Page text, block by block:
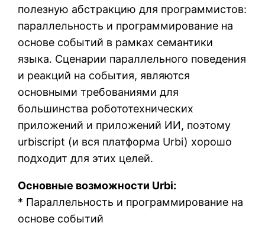
полезную абстракцию для программистов:
параллельность и программирование на
основе событий в рамках семантики
языка. Сценарии параллельного поведения
и реакций на события, являются
основными требованиями для
большинства робототехнических
приложений и приложений ИИ, поэтому
urbiscript (и вся платформа Urbi) хорошо
подходит для этих целей.
Основные возможности Urbi:
* Параллельность и программирование на
основе событий